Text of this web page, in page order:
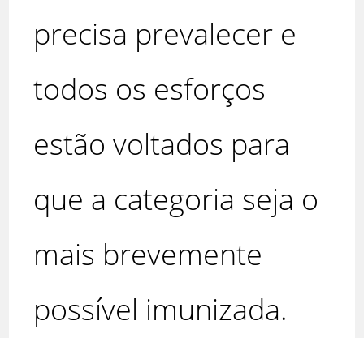
precisa prevalecer e
todos os esforços
estão voltados para
que a categoria seja o
mais brevemente
possível imunizada.